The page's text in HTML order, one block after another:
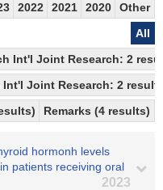
2022 2021 2020
Other
All
Int'l Joint Research: 2
Joint Research: 2
Remarks (4 results)
hormonh levels
patients receiving oral
2023